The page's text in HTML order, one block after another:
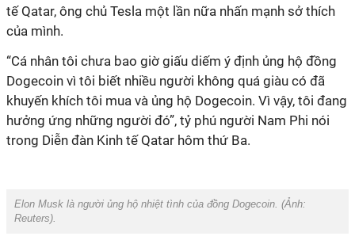
tế Qatar, ông chủ Tesla một lần nữa nhấn mạnh sở thích
của mình.
“Cá nhân tôi chưa bao giờ giấu diếm ý định ủng hộ đồng
Dogecoin vì tôi biết nhiều người không quá giàu có đã
khuyến khích tôi mua và ủng hộ Dogecoin. Vì vậy, tôi đang
hưởng ứng những người đó”, tỷ phú người Nam Phi nói
trong Diễn đàn Kinh tế Qatar hôm thứ Ba.
Elon Musk là người ủng hộ nhiệt tình của đồng Dogecoin. (Ảnh:
Reuters).